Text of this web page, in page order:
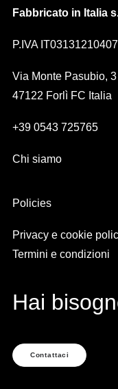
Fabbricato in Italia
P.IVA IT03131210407
Via Monte Pasubio, 3
47122 Forlì FC Italia
+39 0543 725765
Chi siamo
Policies
Privacy e cookie
Termini e condizioni
Hai
Contattaci